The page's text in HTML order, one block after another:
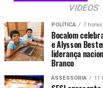
VIDEOS
POLÍTICA 7
Bocalom
e Alysson
liderança
Branco
ASSESSORIA 11